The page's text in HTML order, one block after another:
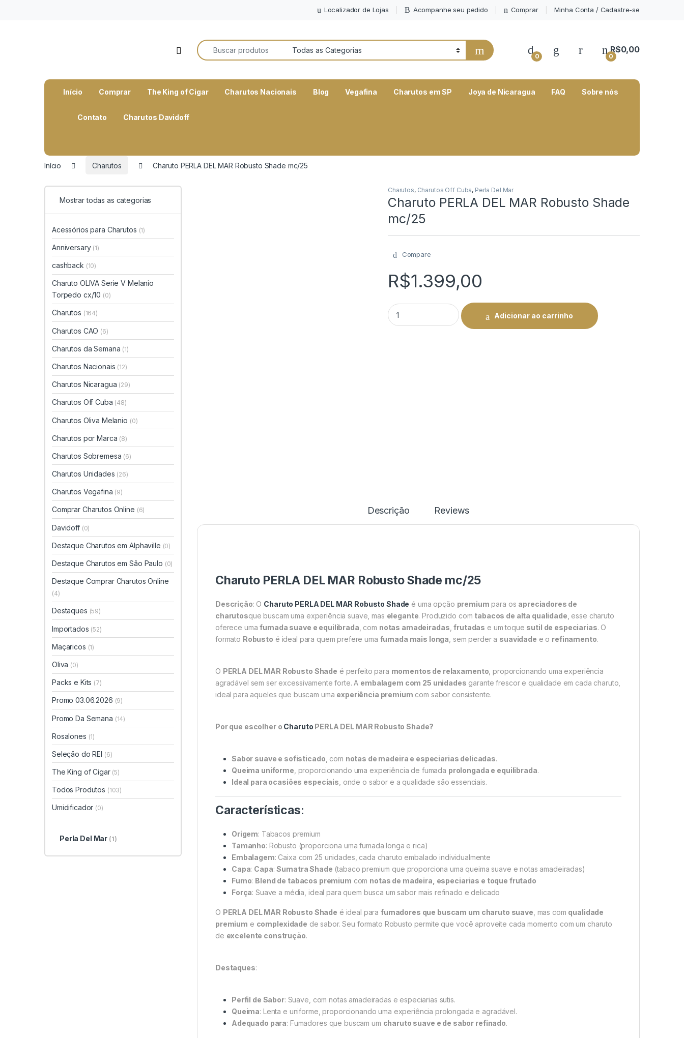
Localizador de Lojas Acompanhe seu pedido Comprar Minha Conta / Cadastre-se
Open
Search for:
0
My Account
0
R$0,00
Início Comprar The King of Cigar Charutos Nacionais Blog Vegafina Charutos em SP Joya de Nicaragua FAQ Sobre nós
Contato Charutos Davidoff
Início Charutos Charuto PERLA DEL MAR Robusto Shade mc/25
Charutos, Charutos Off Cuba, Perla Del Mar
Charuto PERLA DEL MAR Robusto Shade
mc/25
Compare
R$1.399,00
Charuto PERLA DEL MAR Robusto Shade mc/25 quantity
Adicionar ao carrinho
Descrição Reviews
Charuto PERLA DEL MAR Robusto Shade mc/25
Descrição: O Charuto PERLA DEL MAR Robusto Shade é uma opção premium para os apreciadores de
charutosque buscam uma experiência suave, mas elegante. Produzido com tabacos de alta qualidade , esse charuto
oferece umafumada suave e equilibrada , com notas amadeiradas ,frutadas e um toque sutil de especiarias. O
formato Robusto é ideal para quem prefere uma fumada mais longa , sem perder a suavidade e o refinamento.
O PERLA DEL MAR Robusto Shade é perfeito para momentos de relaxamento , proporcionando uma experiência
agradável sem ser excessivamente forte. A embalagem com 25 unidades garante frescor e qualidade em cada charuto,
ideal para aqueles que buscam uma experiência premium com sabor consistente.
Por que escolher o Charuto PERLA DEL MAR Robusto Shade?
Sabor suave e sofisticado , com notas de madeira e especiarias delicadas.
Queima uniforme , proporcionando uma experiência de fumada prolongada e equilibrada.
Ideal para ocasiões especiais , onde o sabor e a qualidade são essenciais.
Características:
Origem: Tabacos premium
Tamanho: Robusto (proporciona uma fumada longa e rica)
Embalagem: Caixa com 25 unidades, cada charuto embalado individualmente
Capa: Capa:Sumatra Shade (tabaco premium que proporciona uma queima suave e notas amadeiradas)
Fumo: Blend de tabacos premium com notas de madeira, especiarias e toque frutado
Força: Suave a média, ideal para quem busca um sabor mais refinado e delicado
O PERLA DEL MAR Robusto Shade é ideal parafumadores que buscam um charuto suave , mas com qualidade
premium e complexidade de sabor. Seu formato Robusto permite que você aproveite cada momento com um charuto
de excelente construção.
Destaques:
Perfil de Sabor: Suave, com notas amadeiradas e especiarias sutis.
Queima: Lenta e uniforme, proporcionando uma experiência prolongada e agradável.
Adequado para: Fumadores que buscam um charuto suave e de sabor refinado.
Mostrar todas as categorias
Acessórios para Charutos (1)
Anniversary (1)
cashback (10)
Charuto OLIVA Serie V Melanio
Torpedo cx/10 (0)
Charutos (164)
Charutos CAO (6)
Charutos da Semana (1)
Charutos Nacionais (12)
Charutos Nicaragua (29)
Charutos Off Cuba (48)
Charutos Oliva Melanio (0)
Charutos por Marca (8)
Charutos Sobremesa (6)
Charutos Unidades (26)
Charutos Vegafina (9)
Comprar Charutos Online (6)
Davidoff (0)
Destaque Charutos em Alphaville (0)
Destaque Charutos em São Paulo (0)
Destaque Comprar Charutos Online
(4)
Destaques (59)
Importados (52)
Maçaricos (1)
Oliva (0)
Packs e Kits (7)
Promo 03.06.2026 (9)
Promo Da Semana (14)
Rosalones (1)
Seleção do REI (6)
The King of Cigar (5)
Todos Produtos (103)
Umidificador (0)
Perla Del Mar (1)